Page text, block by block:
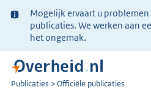
Ter
informatie:
Mogelijk ervaart u
publicaties. We werken aan
het ongemak.
U
Publicaties Officiële publicaties